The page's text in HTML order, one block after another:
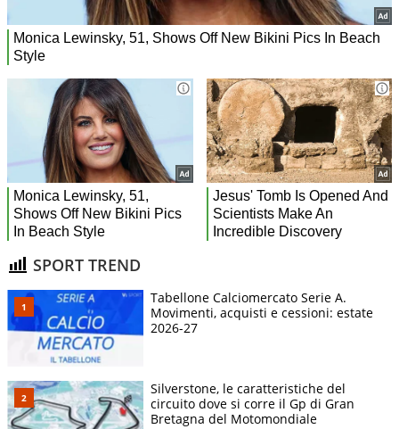
SPORT TREND
Tabellone Calciomercato Serie A.
Movimenti, acquisti e cessioni: estate
2026-27
Silverstone, le caratteristiche del
circuito dove si corre il Gp di Gran
Bretagna del Motomondiale